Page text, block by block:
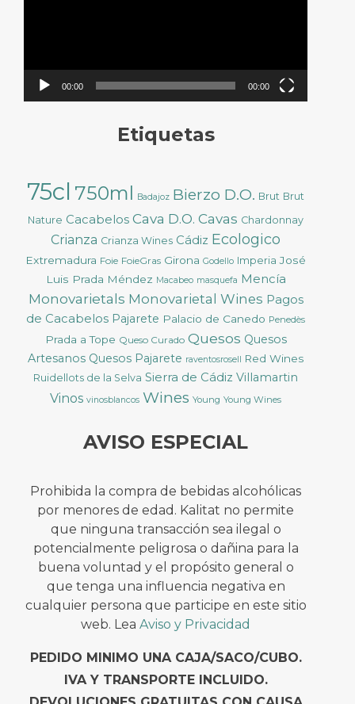
00:00 00:00
Etiquetas
75cl 750ml Badajoz Bierzo D.O. Brut Brut
Nature Cacabelos Cava D.O. Cavas Chardonnay
Crianza Crianza Wines Cádiz Ecologico
Extremadura Foie FoieGras Girona Godello Imperia José
Luis Prada Méndez Macabeo masquefa Mencía
Monovarietals Monovarietal Wines Pagos
de Cacabelos Pajarete Palacio de Canedo Penedès
Prada a Tope Queso Curado Quesos Quesos
Artesanos Quesos Pajarete raventosrosell Red Wines
Ruidellots de la Selva Sierra de Cádiz Villamartin
Vinos vinosblancos Wines Young Young Wines
AVISO ESPECIAL
Prohibida la compra de bebidas alcohólicas
por menores de edad. Kalitat no permite
que ninguna transacción sea ilegal o
potencialmente peligrosa o dañina para la
buena voluntad y el propósito general o
que tenga una influencia negativa en
cualquier persona que participe en este sitio
web. Lea Aviso y Privacidad
PEDIDO MINIMO UNA CAJA/SACO/CUBO.
IVA Y TRANSPORTE INCLUIDO.